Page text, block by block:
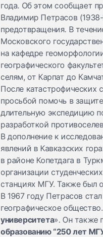
года. Об этом сообщает
Владимир Петрасов
предотвращения. В
Московского
на кафедре
географического
селям, от Карпат до
После катастрофических
просьбой помочь в
длительную экспедицию
разработкой
В дополнение к
явлений в Кавказских
в районе Копетдага в
организации
станциях МГУ. Также был
В 1967 году Петрасов
географическое
университета». Он также
образованию “250 лет